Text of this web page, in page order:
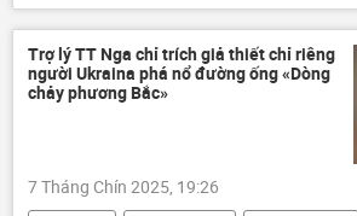
Long Thành
Trần Hồng Hà
Bộ Xây dựng
Cảng hàng không Việt Nam (ACV)
Trợ lý TT Nga chỉ trích giả thiết chỉ riêng
người Ukraina phá nổ đường ống «Dòng
chảy phương Bắc»
7 Tháng Chín 2025, 19:26